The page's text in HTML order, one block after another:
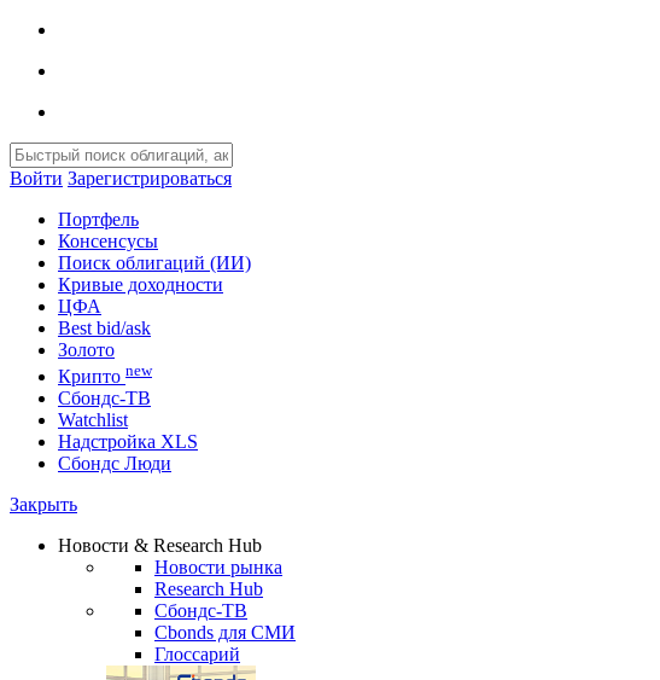
Войти Зарегистрироваться
Портфель
Консенсусы
Поиск облигаций (ИИ)
Кривые доходности
ЦФА
Best bid/ask
Золото
Крипто new
Сбондс-ТВ
Watchlist
Надстройка XLS
Сбондс Люди
Закрыть
Новости & Research Hub
Новости рынка
Research Hub
Сбондс-ТВ
Cbonds для СМИ
Глоссарий